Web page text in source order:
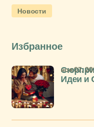
Новости
Избранное
Идеи и
ноя 07,